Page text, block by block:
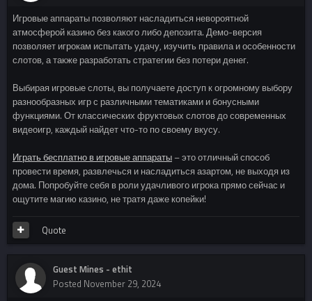
Игровые аппараты позволяют насладиться невороятной
атмосферой казино без какого либо депозита. Демо-версия
позволяет игрокам испытать удачу, изучить правила и особенности
слотов, а также разработать стратегии без потери денег.
Выбирая игровые слоты, вы получаете доступ к огромному выбору
разнообразных игр с различными тематиками и бонусными
функциями. От классических фруктовых слотов до современных
видеоигр, каждый найдет что-то по своему вкусу.
Играть бесплатно в игровые аппараты – это отличный способ
провести время, развлечься и насладиться азартом, не выходя из
дома. Попробуйте себя в роли удачливого игрока прямо сейчас и
ощутите магию казино, не тратя даже копейки!
Quote
Guest Mines - ethit
Posted November 29, 2024